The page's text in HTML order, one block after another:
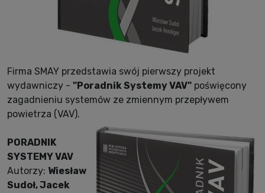
Firma SMAY przedstawia swój pierwszy projekt
wydawniczy - "Poradnik Systemy VAV" poświęcony
zagadnieniu systemów ze zmiennym przepływem
powietrza (VAV).
PORADNIK
SYSTEMY VAV
Autorzy: Wiesław
Sudoł, Jacek